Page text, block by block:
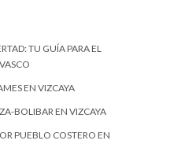
TU GUÍA PARA EL
EN VIZCAYA
BOLIBAR EN VIZCAYA
PUEBLO COSTERO EN